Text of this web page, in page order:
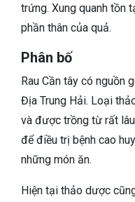
trứng. Xung quanh tồn
phần thân của quả.
Phân bố
Rau Cần tây có nguồn
Địa Trung Hải. Loại
và được trồng từ rất
để điều trị bệnh cao
những món ăn.
Hiện tại thảo dược